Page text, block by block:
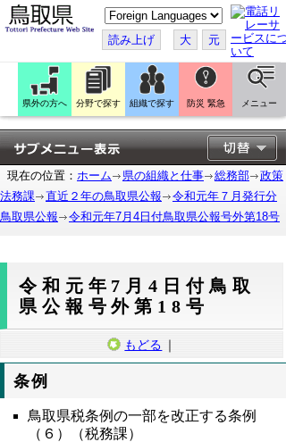
こ
の
ペ
ー
ジ
翻
訳
す
る
読み上げ 大 元
県外の方へ 分野で探す 組織で探す 防災 緊急 メニュー
現在の位置： ホーム 県の組織と仕事 総務部
政策
法務課
直近２年の鳥取県公報
令和元年７月発行分
鳥取県公報
令和元年7月4日付鳥取県公報号外第18号
令和元年7月4日付鳥取
県公報号外第18号
もどる ｜
条例
鳥取県税条例の一部を改正する条例
（６）（税務課）